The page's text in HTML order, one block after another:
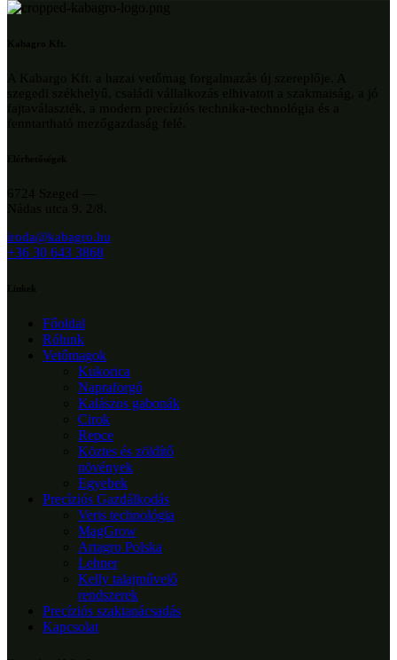
iroda@kabagro.hu
+36 30 643 3868
Főoldal
Rólunk
Vetőmagok
Kukorica
Napraforgó
Kalászos gabonák
Cirok
Repce
Köztes és zöldítő
növények
Egyebek
Precíziós Gazdálkodás
Veris technológia
MagGrow
Artagro Polska
Lehner
Kelly talajművelő
rendszerek
Precíziós szaktanácsadás
Kapcsolat